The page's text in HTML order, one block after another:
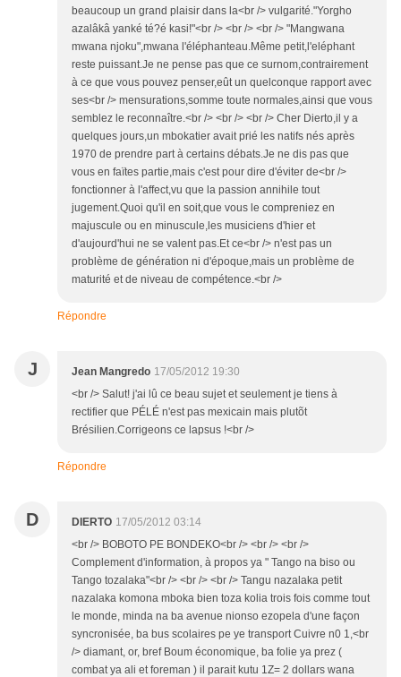
beaucoup un grand plaisir dans la<br /> vulgarité."Yorgho
azalâkâ yanké té?é kasi!"<br /> <br /> <br /> "Mangwana
mwana njoku",mwana l'éléphanteau.Même petit,l'eléphant
reste puissant.Je ne pense pas que ce surnom,contrairement
à ce que vous pouvez penser,eût un quelconque rapport avec
ses<br /> mensurations,somme toute normales,ainsi que vous
semblez le reconnaître.<br /> <br /> <br /> Cher Dierto,il y a
quelques jours,un mbokatier avait prié les natifs nés après
1970 de prendre part à certains débats.Je ne dis pas que
vous en faïtes partie,mais c'est pour dire d'éviter de<br />
fonctionner à l'affect,vu que la passion annihile tout
jugement.Quoi qu'il en soit,que vous le compreniez en
majuscule ou en minuscule,les musiciens d'hier et
d'aujourd'hui ne se valent pas.Et ce<br /> n'est pas un
problème de génération ni d'époque,mais un problème de
maturité et de niveau de compétence.<br />
Répondre
J Jean Mangredo 17/05/2012 19:30
<br /> Salut! j'ai lû ce beau sujet et seulement je tiens à
rectifier que PÉLÉ n'est pas mexicain mais plutõt
Brésilien.Corrigeons ce lapsus !<br />
Répondre
D DIERTO 17/05/2012 03:14
<br /> BOBOTO PE BONDEKO<br /> <br /> <br />
Complement d'information, à propos ya " Tango na biso ou
Tango tozalaka"<br /> <br /> <br /> Tangu nazalaka petit
nazalaka komona mboka bien toza kolia trois fois comme tout
le monde, minda na ba avenue nionso ezopela d'une façon
syncronisée, ba bus scolaires pe ye transport Cuivre n0 1,<br
/> diamant, or, bref Boum économique, ba folie ya prez (
combat ya ali et foreman ) il parait kutu 1Z= 2 dollars wana